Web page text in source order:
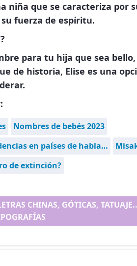
niña que se caracteriza por
fuerza de espíritu.
para tu hija que sea bello,
de historia, Elise es una
Nombres de bebés 2023
en países de habla…
de extinción?
CHINAS, GÓTICAS,